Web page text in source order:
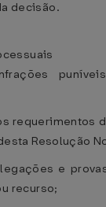
decisão.
requerimentos
Resolução
e
recurso;